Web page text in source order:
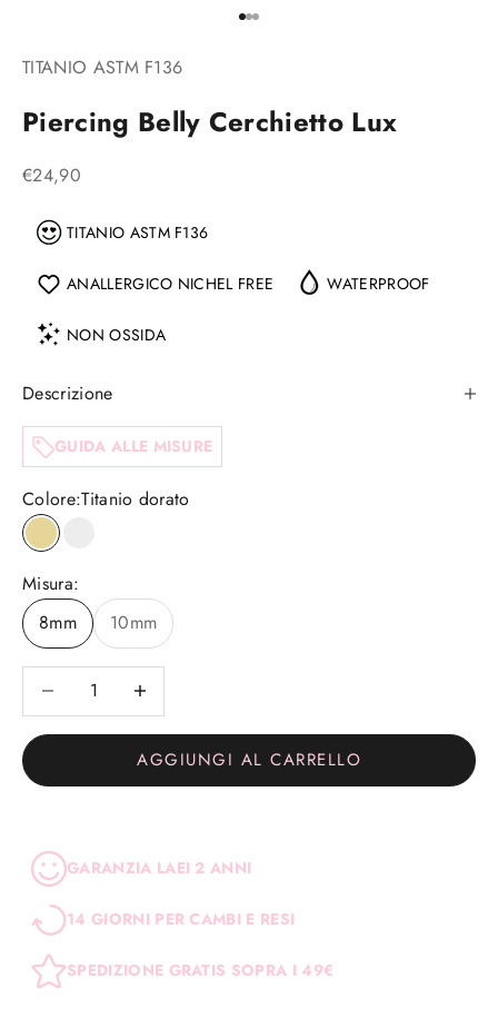
Vai all'articolo 1
Vai all'articolo 2
Vai all'articolo 3
TITANIO ASTM F136
Piercing Belly Cerchietto Lux
Prezzo scontato
€24,90
TITANIO ASTM F136
ANALLERGICO NICHEL FREE WATERPROOF
NON OSSIDA
Descrizione
GUIDA ALLE MISURE
Colore:Titanio dorato
Titanio dorato
Misura:
8mm
10mm
Diminuisci quantitàDiminuisci quantità
AGGIUNGI AL CARRELLO
GARANZIA LAEI 2 ANNI
14 GIORNI PER CAMBI E RESI
SPEDIZIONE GRATIS SOPRA I 49€